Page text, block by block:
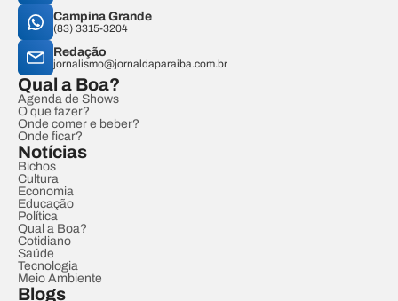
Campina Grande
(83) 3315-3204
Redação
jornalismo@jornaldaparaiba.com.br
Qual a Boa?
Agenda de Shows
O que fazer?
Onde comer e beber?
Onde ficar?
Notícias
Bichos
Cultura
Economia
Educação
Política
Qual a Boa?
Cotidiano
Saúde
Tecnologia
Meio Ambiente
Blogs